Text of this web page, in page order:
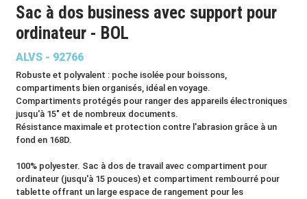
Sac à dos business avec support pour
ordinateur - BOL
ALVS - 92766
Robuste et polyvalent : poche isolée pour boissons,
compartiments bien organisés, idéal en voyage.
Compartiments protégés pour ranger des appareils électroniques
jusqu'à 15" et de nombreux documents.
Résistance maximale et protection contre l'abrasion grâce à un
fond en 168D.
100% polyester. Sac à dos de travail avec compartiment pour
ordinateur (jusqu'à 15 pouces) et compartiment rembourré pour
tablette offrant un large espace de rangement pour les